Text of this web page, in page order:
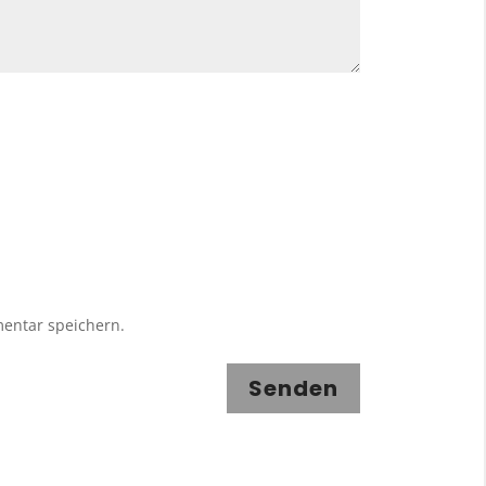
speichern.
Senden